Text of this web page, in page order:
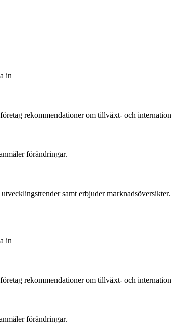
in
rekommendationer om tillväxt- och
förändringar.
samt erbjuder marknadsöversikter.
in
rekommendationer om tillväxt- och
förändringar.